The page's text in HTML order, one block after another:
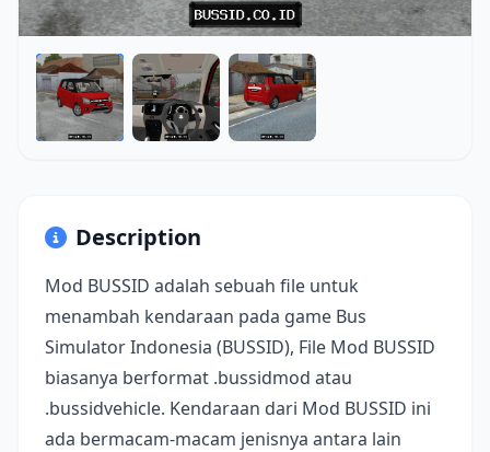
Description
Mod BUSSID adalah sebuah file untuk
menambah kendaraan pada game Bus
Simulator Indonesia (BUSSID), File Mod BUSSID
biasanya berformat .bussidmod atau
.bussidvehicle. Kendaraan dari Mod BUSSID ini
ada bermacam-macam jenisnya antara lain